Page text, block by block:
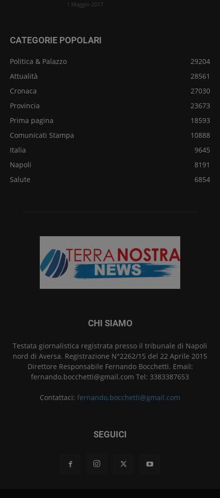
1 Maggio 2017
CATEGORIE POPOLARI
Politica & Palazzo
29204
Attualità
28561
Cronaca
27030
Provincia
23673
Prima pagina
18593
Comunicati Stampa
10888
Italia
9645
Napoli
8191
Salute
6854
CHI SIAMO
Testata giornalistica registrata presso il tribunale di Napoli
nord di Aversa. Registrazione N°2262/15 del 22 Aprile 2015
Direttore Responsabile Fernando Bocchetti. Email:
fernando.bocchetti@gmail.com Tel: 3383387653
Contattaci: fernando.bocchetti@gmail.com
SEGUICI